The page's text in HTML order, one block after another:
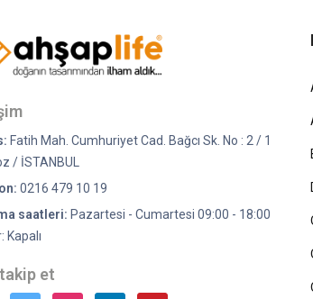
Fatih Mah. Cumhuriyet Cad. Bağcı Sk. No : 2 / 1
/ İSTANBUL
0216 479 10 19
saatleri: Pazartesi - Cumartesi 09:00 - 18:00
Kapalı
et